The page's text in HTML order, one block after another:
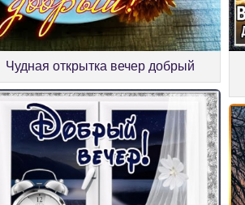
Чудная открытка вечер добрый